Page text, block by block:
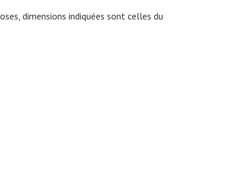
dimensions indiquées sont celles du